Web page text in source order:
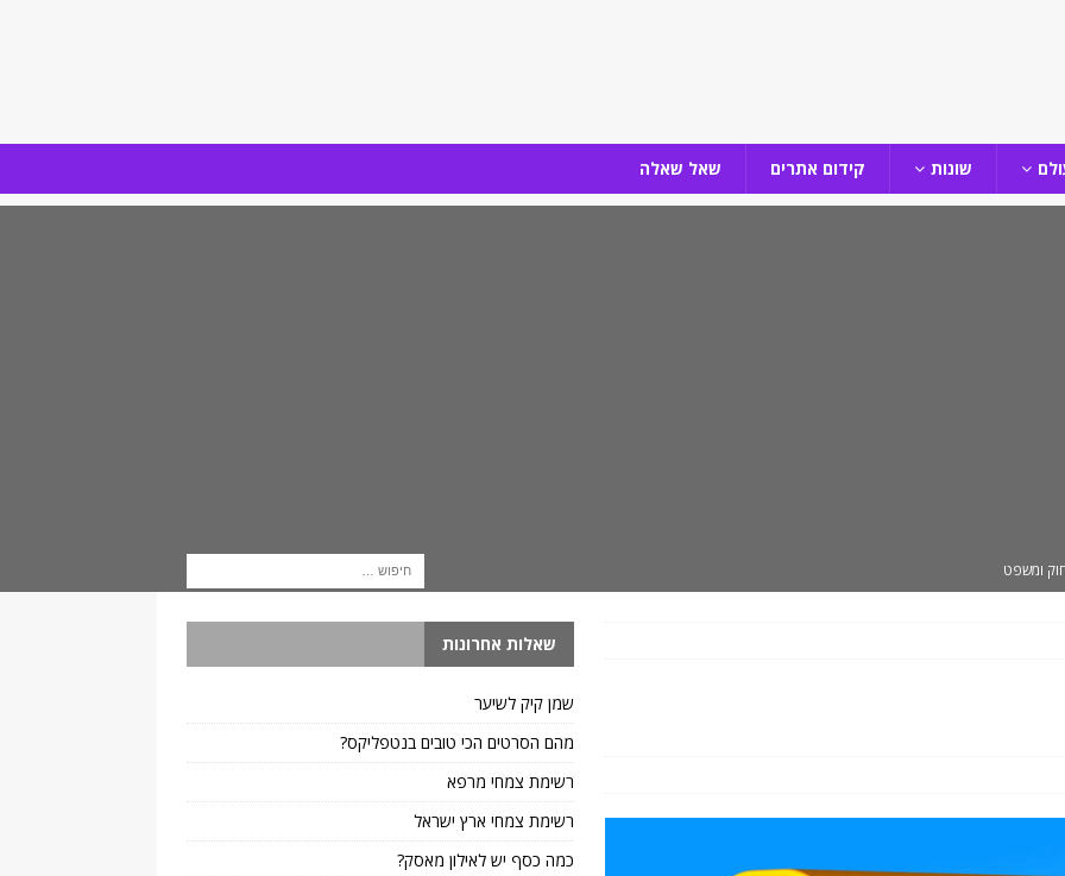
שונות קידום אתרים שאל שאלה
ומשפט
איך כותבים ח.פ
וגם איך כותבים מספר ח.פ
שאלות אחרונות
שמן קיק לשיער
מהם הסרטים הכי טובים בנטפליקס?
רשימת צמחי מרפא
רשימת צמחי ארץ ישראל
כמה כסף יש לאילון מאסק?